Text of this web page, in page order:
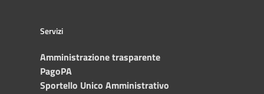
Servizi
Amministrazione trasparente
PagoPA
Sportello Unico Amministrativo